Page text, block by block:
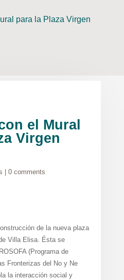
para la Plaza Virgen
el Mural
Virgen
0 comments
de la nueva plaza
Villa Elisa. Ésta se
(Programa de
Fronterizas del No y Ne
la interacción social y